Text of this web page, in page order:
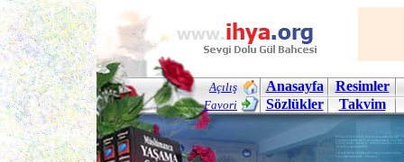
Açılış
Favori
Anasayfa
Resimler
Sözlükler
Takvim